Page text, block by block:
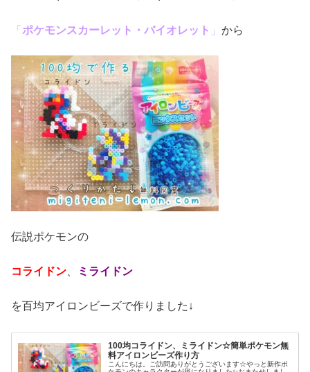
「 ポケモンスカーレット・バイオレット 」 から
伝説ポケモンの
コライドン ミライドン
を百均アイロンビーズで作りました↓
100均コライドン、ミライドン☆簡単ポケモン無
料アイロンビーズ作り方
こんにちは。ご訪問ありがとうございます☆やっと新作ポ